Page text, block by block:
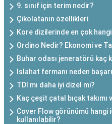
9. sınıf için terim nedir?
Çikolatanın özellikleri
Kore dizilerinde en çok
Ordino Nedir? Ekonomi ve
Buhar odası jeneratörü kaç
Islahat fermanı neden
TDI mı daha iyi dizel mi?
Kaç çeşit çatal bıçak takımı
Cover Flow görünümü
kullanılabilir?